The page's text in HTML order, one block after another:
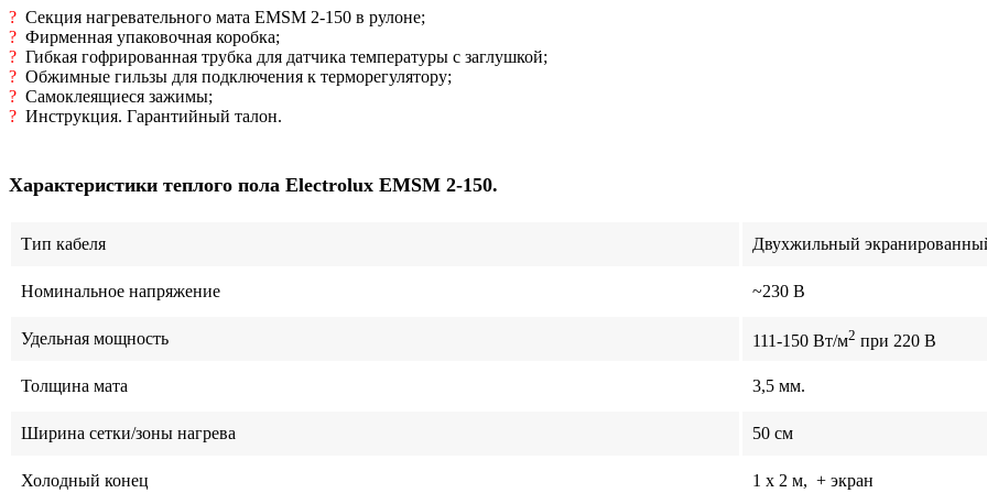
? Секция нагревательного мата EMSM 2-150 в рулоне;
? Фирменная упаковочная коробка;
? Гибкая гофрированная трубка для датчика температуры с заглушкой;
? Обжимные гильзы для подключения к терморегулятору;
? Самоклеящиеся зажимы;
? Инструкция. Гарантийный талон.
Характеристики теплого пола Electrolux EMSM 2-150.
Тип кабеля Двухжильный
Номинальное напряжение ~230 В
Удельная мощность 111-150 Вт/м2 при 220 В
Толщина мата 3,5 мм.
Ширина сетки/зоны нагрева 50 см
Холодный конец 1 x 2 м, + экран